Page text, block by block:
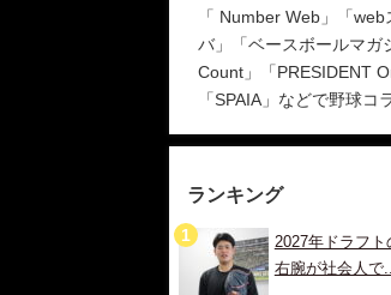
「 Number Web」「
バ」「ベースボールマガ
Count」「PRESIDENT
「SPAIA」などで野球コ
ランキング
2027年ドラフ
右腕が社会人で...